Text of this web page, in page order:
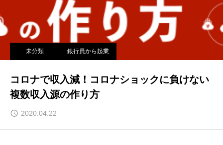
未分類 銀行員から起業
コロナで収入減！コロナショックに負けない
複数収入源の作り方
2020.04.22